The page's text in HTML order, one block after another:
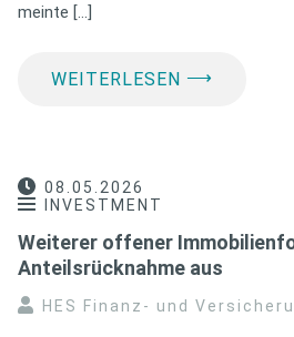
meinte […]
WEITERLESEN ⟶
08.05.2026
INVESTMENT
Weiterer offener
Anteilsrücknahme aus
HES Finanz- und